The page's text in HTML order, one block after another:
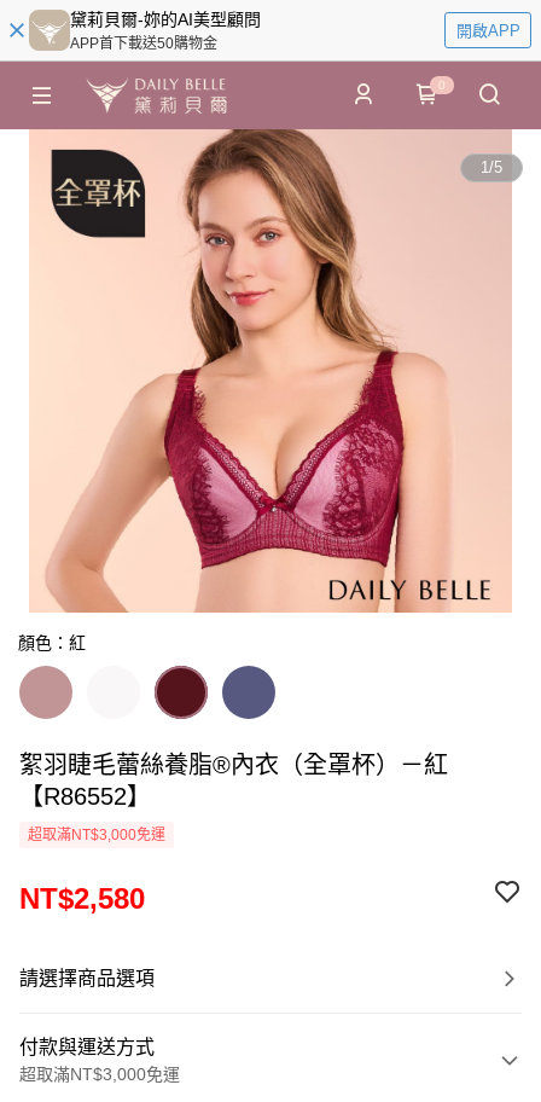
黛莉貝爾-妳的AI美型顧問
APP首下載送50購物金
開啟APP
0
1/5
顏色：紅
絮羽睫毛蕾絲養脂®內衣（全罩杯）－紅
【R86552】
超取滿NT$3,000免運
NT$2,580
請選擇商品選項
付款與運送方式
超取滿NT$3,000免運